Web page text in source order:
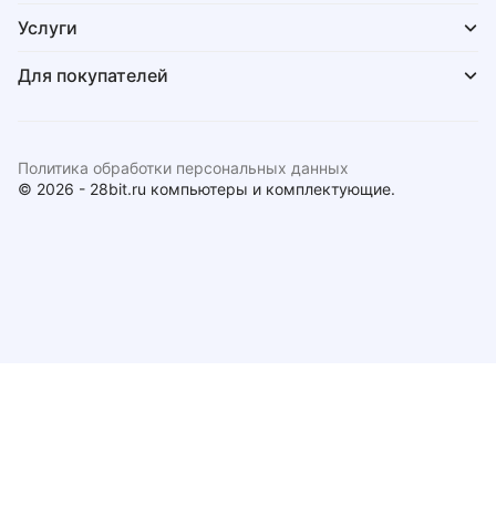
Услуги
Для покупателей
© 2026 - 28bit.ru компьютеры и комплектующие.
Политика обработки персональных данных